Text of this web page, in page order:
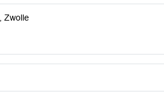
Zwolle